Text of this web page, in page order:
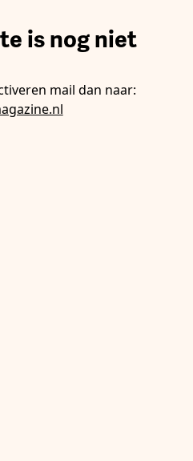
is nog niet
mail dan naar: